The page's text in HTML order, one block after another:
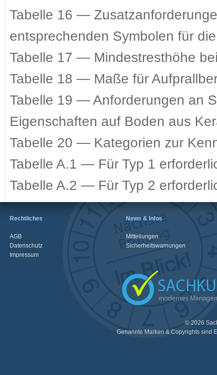
Tabelle 16 —
entsprechenden Symbolen für
Tabelle 17 — Mindestresthöhe
Tabelle 18 — Maße für
Tabelle 19 — Anforderungen an
Eigenschaften auf Boden aus
Tabelle 20 — Kategorien zur
Tabelle A.1 — Für Typ 1
Tabelle A.2 — Für Typ 2
Rechtliches
AGB
Datenschutz
Impressum
News & Infos
Mitteilungen
Sicherheitswarnungen
© 2026
Genannte Marken & Copyrights sind